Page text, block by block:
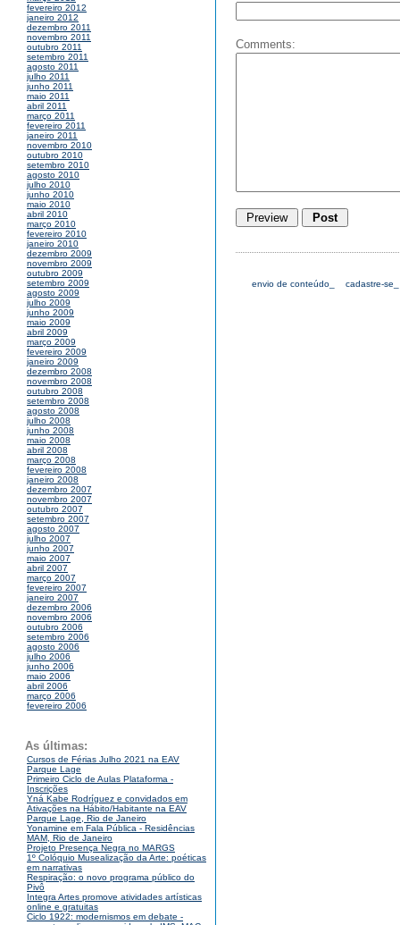
fevereiro 2012
janeiro 2012
dezembro 2011
novembro 2011
outubro 2011
setembro 2011
agosto 2011
julho 2011
junho 2011
maio 2011
abril 2011
março 2011
fevereiro 2011
janeiro 2011
novembro 2010
outubro 2010
setembro 2010
agosto 2010
julho 2010
junho 2010
maio 2010
abril 2010
março 2010
fevereiro 2010
janeiro 2010
dezembro 2009
novembro 2009
outubro 2009
setembro 2009
agosto 2009
julho 2009
junho 2009
maio 2009
abril 2009
março 2009
fevereiro 2009
janeiro 2009
dezembro 2008
novembro 2008
outubro 2008
setembro 2008
agosto 2008
julho 2008
junho 2008
maio 2008
abril 2008
março 2008
fevereiro 2008
janeiro 2008
dezembro 2007
novembro 2007
outubro 2007
setembro 2007
agosto 2007
julho 2007
junho 2007
maio 2007
abril 2007
março 2007
fevereiro 2007
janeiro 2007
dezembro 2006
novembro 2006
outubro 2006
setembro 2006
agosto 2006
julho 2006
junho 2006
maio 2006
abril 2006
março 2006
fevereiro 2006
As últimas:
Cursos de Férias Julho 2021 na EAV
Parque Lage
Primeiro Ciclo de Aulas Plataforma -
Inscrições
Yná Kabe Rodríguez e convidados em
Ativações na Hábito/Habitante na EAV
Parque Lage, Rio de Janeiro
Yonamine em Fala Pública - Residências
MAM, Rio de Janeiro
Projeto Presença Negra no MARGS
1º Colóquio Musealização da Arte: poéticas
em narrativas
Respiração: o novo programa público do
Pivô
Integra Artes promove atividades artísticas
online e gratuitas
Ciclo 1922: modernismos em debate -
Comments:
envio de conteúdo_ cadastre-se_